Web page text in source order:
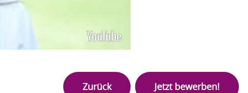
Zurück Jetzt bewerben!